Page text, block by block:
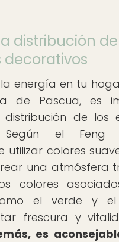
distribución
energía en tu
de Pascua, es
de los
Según el Feng
utilizar colores
una atmósfera
colores
el verde y el
frescura y
es